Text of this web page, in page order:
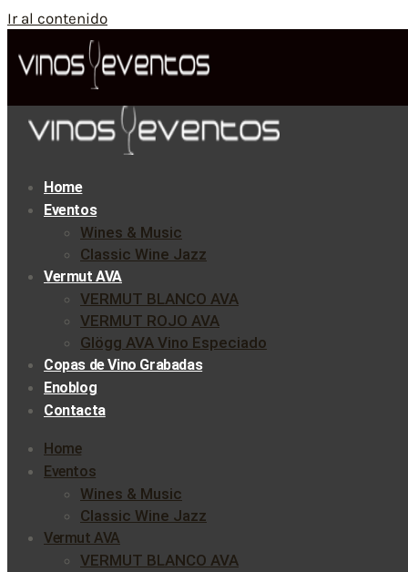
Ir al contenido
Home
Eventos
Wines & Music
Classic Wine Jazz
Vermut AVA
VERMUT BLANCO AVA
VERMUT ROJO AVA
Glögg AVA Vino Especiado
Copas de Vino Grabadas
Enoblog
Contacta
Home
Eventos
Wines & Music
Classic Wine Jazz
Vermut AVA
VERMUT BLANCO AVA